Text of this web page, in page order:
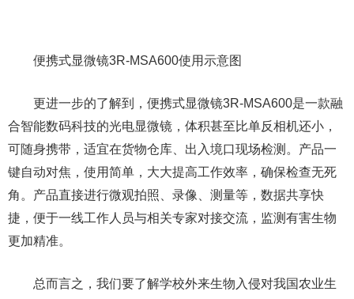
便携式显微镜3R-MSA600使用示意图
更进一步的了解到，便携式显微镜3R-MSA600是一款融
合智能数码科技的光电显微镜，体积甚至比单反相机还小，
可随身携带，适宜在货物仓库、出入境口现场检测。产品一
键自动对焦，使用简单，大大提高工作效率，确保检查无死
角。产品直接进行微观拍照、录像、测量等，数据共享快
捷，便于一线工作人员与相关专家对接交流，监测有害生物
更加精准。
总而言之，我们要了解学校外来生物入侵对我国农业生